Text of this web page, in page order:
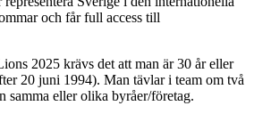
och får full access till
2025 krävs det att man är 30 år eller
20 juni 1994). Man tävlar i team om två
samma eller olika byråer/företag.